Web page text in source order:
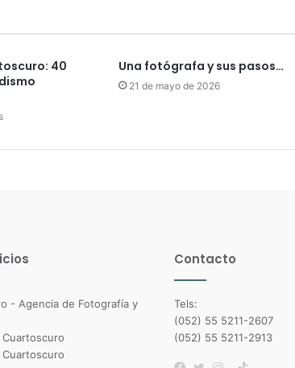
40
Una fotógrafa y sus pasos…
21 de mayo de 2026
Contacto
Tels:
(052) 55 5211-2607
(052) 55 5211-2913